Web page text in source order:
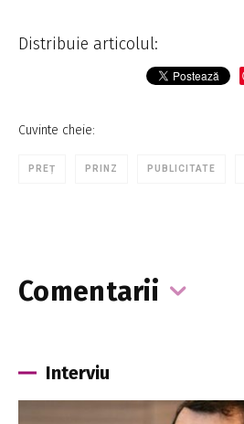
Distribuie articolul:
Cuvinte cheie:
PREȚ PRINZ PUBLICITATE
Comentarii
Interviu